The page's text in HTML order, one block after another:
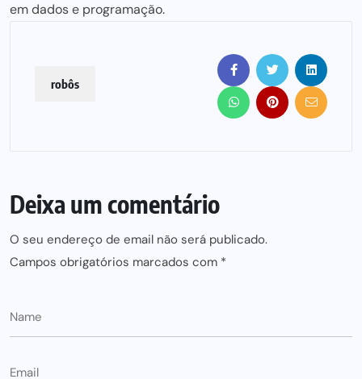
em dados e programação.
robôs
Deixa um comentário
O seu endereço de email não será publicado.
Campos obrigatórios marcados com *